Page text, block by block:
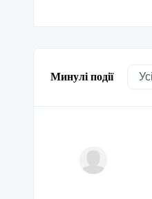
Минулі події